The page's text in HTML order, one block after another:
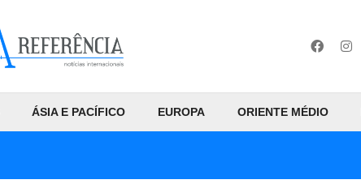
ÁSIA E PACÍFICO EUROPA ORIENTE MÉDIO